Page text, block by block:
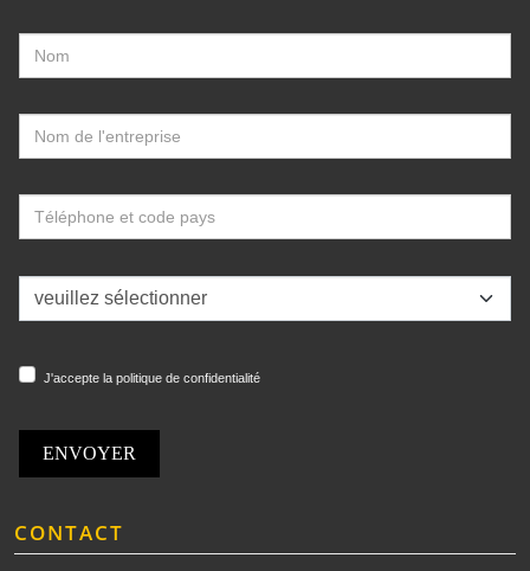
J'accepte la politique de confidentialité
ENVOYER
CONTACT